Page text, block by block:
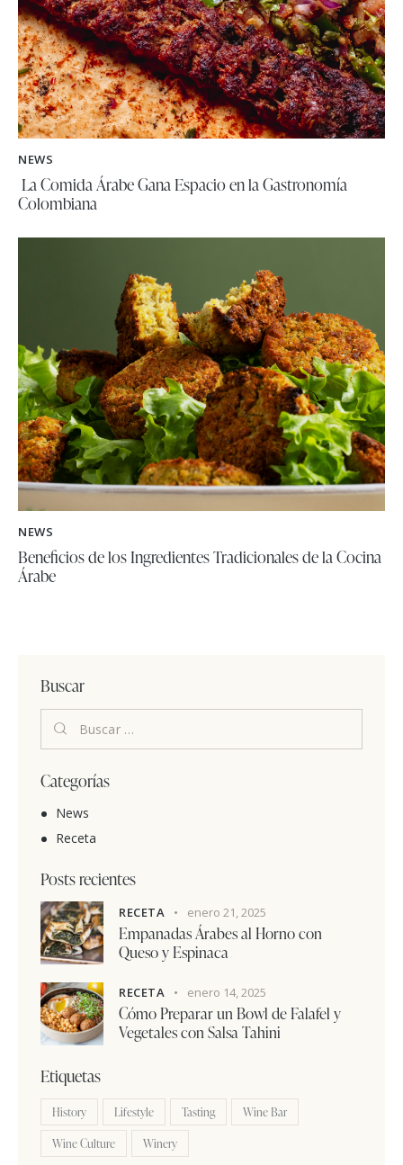
NEWS
La Comida Árabe Gana Espacio en la Gastronomía
Colombiana
NEWS
Beneficios de los Ingredientes Tradicionales de la Cocina
Árabe
Buscar
Categorías
News
Receta
Posts recientes
RECETA enero 21, 2025
Empanadas Árabes al Horno con
Queso y Espinaca
RECETA enero 14, 2025
Cómo Preparar un Bowl de Falafel y
Vegetales con Salsa Tahini
Etiquetas
History Lifestyle Tasting
Wine Bar
Wine Culture
Winery